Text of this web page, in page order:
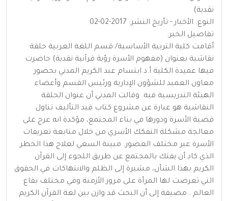
نقدية)
النوع: الأخبار - تأريخ النشر: 2017-02-02
تفاصيل الخبر:
أقامت كلية التربية الأساسية/ قسم اللغة العربية حلقة
نقاشية بعنوان (مفهوم الأسرة رؤية قرآنية نقدية) حاضرت
فيها عميدة الكلية أ.د ابتسام عبد الكريم المدني بحضور
معاون العميد للشؤون الإدارية ورئيس القسم وأعضاء
الهيئة التدريسية فيه. وقالت المدني أن عنوان الحلقة
النقاشية هو عبارة عن مشروع كتاب قيد التأليف تناول
قضية الأسرة ودورها في بناء المجتمع، مؤكدة انه عرج على
معالجة مشكلة التفكك الأسري من خلال متابعة تعريفات
الأسرة عبر مختلف العصور. مبينة السعي لعلاج هذا الخطر
الذي كاد أن يفتك بالمجتمع عن طريق اللجوء إلى القرآن
الكريم بهذا الشأن، مشيرة إلى الظلم والانتهاكات في الحقوق
التي تعرضت لها المرأة على مرور الأزمنة وفي مختلف بقاع
العالم . مضيفة إلى أن البحث قد وازن بين لغة القرآن الكريم